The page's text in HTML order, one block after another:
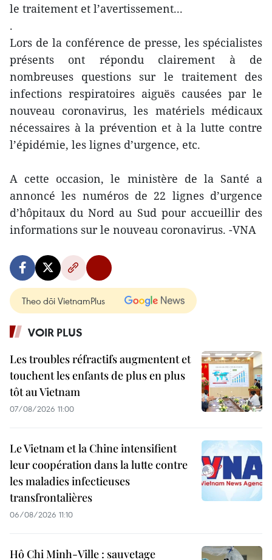
le traitement et l’avertissement...
.
Lors de la conférence de presse, les spécialistes
présents ont répondu clairement à de
nombreuses questions sur le traitement des
infections respiratoires aiguës causées par le
nouveau coronavirus, les matériels médicaux
nécessaires à la prévention et à la lutte contre
l’épidémie, les lignes d’urgence, etc.
A cette occasion, le ministère de la Santé a
annoncé les numéros de 22 lignes d’urgence
d’hôpitaux du Nord au Sud pour accueillir des
informations sur le nouveau coronavirus. -VNA
Theo dõi VietnamPlus
VOIR PLUS
Les troubles réfractifs augmentent et
touchent les enfants de plus en plus
tôt au Vietnam
07/08/2026 11:00
Le Vietnam et la Chine intensifient
leur coopération dans la lutte contre
les maladies infectieuses
transfrontalières
06/08/2026 11:10
Hô Chi Minh-Ville : sauvetage